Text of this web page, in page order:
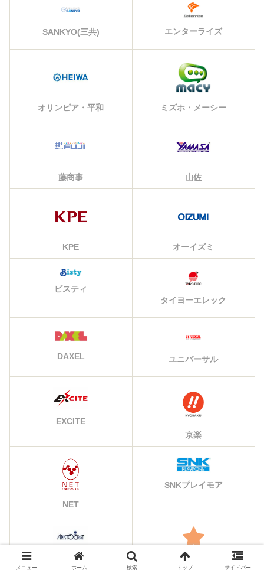
SANKYO(三共) エンターライズ
オリンピア・平和 ミズホ・メーシー
藤商事 山佐
KPE オーイズミ
ビスティ
タイヨーエレック
DAXEL ユニバーサル
EXCITE
京楽
NET
SNKプレイモア
アリストクラート その他のメーカー
メニュー ホーム 検索 トップ サイドバー